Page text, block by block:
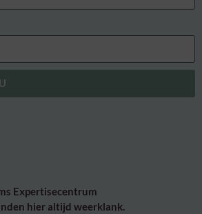
Expertisecentrum
hier altijd weerklank.